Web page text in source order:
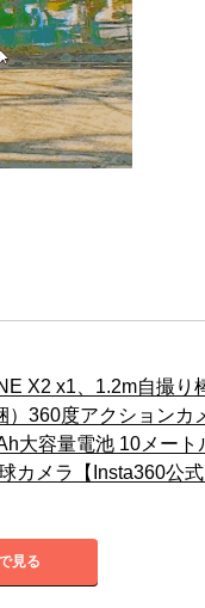
X2 x1、1.2m自撮り
360度アクションカ
大容量電池 10メート
カメラ【Insta360公式
見る